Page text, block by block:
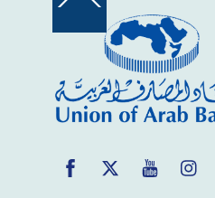
Back
Top
FacebookTwitter